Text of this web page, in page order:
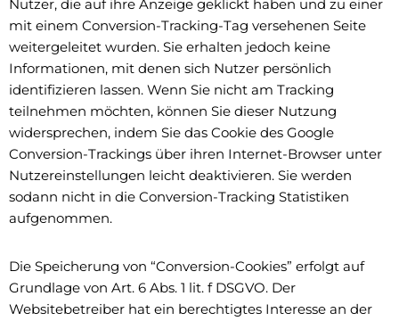
Nutzer, die auf ihre Anzeige geklickt haben und zu einer
mit einem Conversion-Tracking-Tag versehenen Seite
weitergeleitet wurden. Sie erhalten jedoch keine
Informationen, mit denen sich Nutzer persönlich
identifizieren lassen. Wenn Sie nicht am Tracking
teilnehmen möchten, können Sie dieser Nutzung
widersprechen, indem Sie das Cookie des Google
Conversion-Trackings über ihren Internet-Browser unter
Nutzereinstellungen leicht deaktivieren. Sie werden
sodann nicht in die Conversion-Tracking Statistiken
aufgenommen.
Die Speicherung von “Conversion-Cookies” erfolgt auf
Grundlage von Art. 6 Abs. 1 lit. f DSGVO. Der
Websitebetreiber hat ein berechtigtes Interesse an der